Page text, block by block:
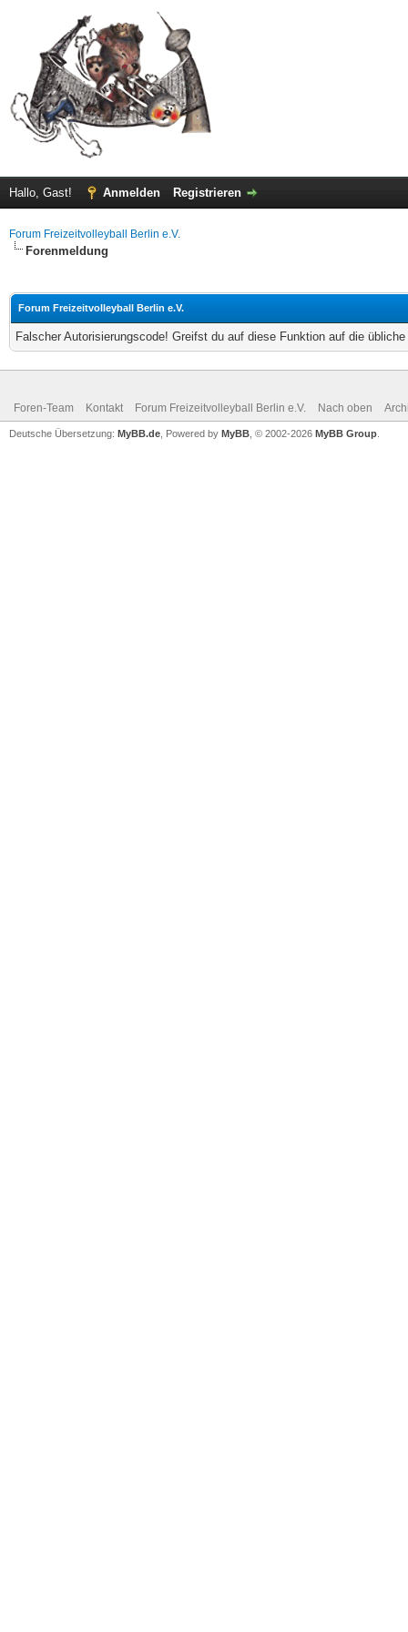
Hallo, Gast! Anmelden Registrieren
Forum Freizeitvolleyball Berlin e.V.
Forenmeldung
Forum Freizeitvolleyball Berlin e.V.
Falscher Autorisierungscode! Greifst du auf diese Funktion auf die
Foren-Team Kontakt Forum Freizeitvolleyball Berlin e.V. Nach oben
Deutsche Übersetzung: MyBB.de , Powered by MyBB , © 2002-2026 MyBB Group